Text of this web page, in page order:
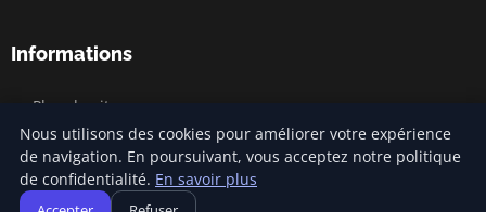
Informations
Plan du site
© 2026 Jamm Saintlouis. Tous droits réservés.
Nous utilisons des cookies pour améliorer votre expérience
de navigation. En poursuivant, vous acceptez notre politique
de confidentialité. En savoir plus